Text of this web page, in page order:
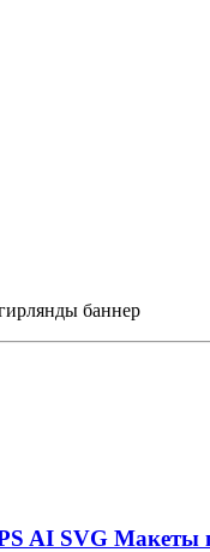
баннер
AI SVG Макеты